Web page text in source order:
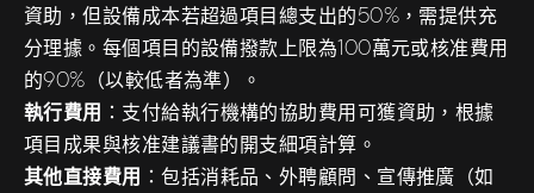
資助，但設備成本若超過項目總支出的50%，需提供充
分理據。每個項目的設備撥款上限為100萬元或核准費用
的90%（以較低者為準）。
執行費用 ：支付給執行機構的協助費用可獲資助，根據
項目成果與核准建議書的開支細項計算。
其他直接費用 ：包括消耗品、外聘顧問、宣傳推廣（如